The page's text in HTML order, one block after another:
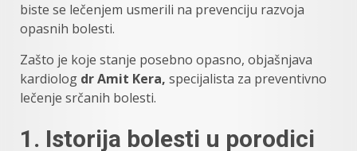
biste se lečenjem usmerili na prevenciju razvoja
opasnih bolesti.
Zašto je koje stanje posebno opasno, objašnjava
kardiolog dr Amit Kera, specijalista za preventivno
lečenje srčanih bolesti.
1. Istorija bolesti u porodici